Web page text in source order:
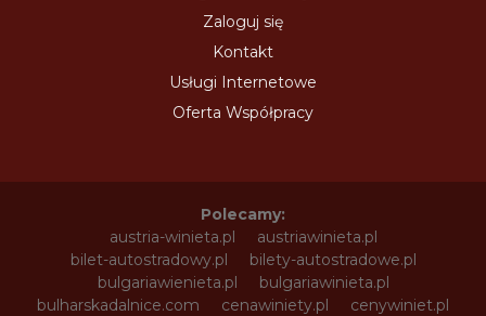
Zaloguj się
Kontakt
Usługi Internetowe
Oferta Współpracy
Polecamy:
austria-winieta.pl
austriawinieta.pl
bilet-autostradowy.pl
bilety-autostradowe.pl
bulgariawienieta.pl
bulgariawinieta.pl
bulharskadalnice.com
cenawiniety.pl
cenywiniet.pl